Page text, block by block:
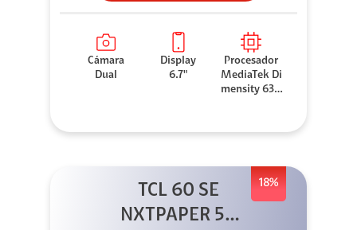
Cámara
Dual
Display
6.7"
Procesador
MediaTek Di
mensity 630
18%
TCL 60 SE
NXTPAPER 5G